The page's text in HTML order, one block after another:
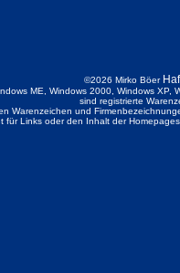
©2026 Mirko Böer
ME, Windows 2000, Windows XP,
sind registrierte
Warenzeichen und
für Links oder den Inhalt der